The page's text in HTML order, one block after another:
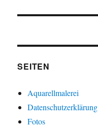
SEITEN
Aquarellmalerei
Datenschutzerklärung
Fotos